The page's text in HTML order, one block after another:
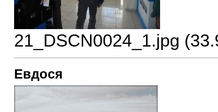
21_DSCN0024_1.jpg
Евдося